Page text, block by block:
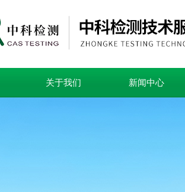
关于我们 新闻中心